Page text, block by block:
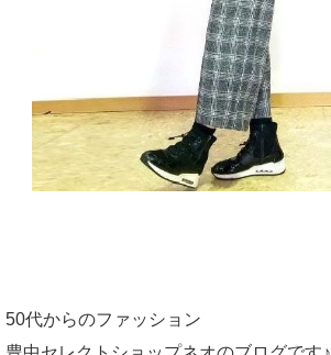
50代からのファッション